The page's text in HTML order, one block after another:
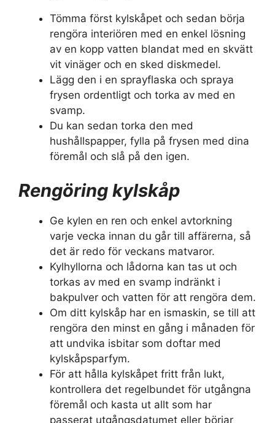
Tömma först kylskåpet och sedan börja
rengöra interiören med en enkel lösning
av en kopp vatten blandat med en skvätt
vit vinäger och en sked diskmedel.
Lägg den i en sprayflaska och spraya
frysen ordentligt och torka av med en
svamp.
Du kan sedan torka den med
hushållspapper, fylla på frysen med dina
föremål och slå på den igen.
Rengöring kylskåp
Ge kylen en ren och enkel avtorkning
varje vecka innan du går till affärerna, så
det är redo för veckans matvaror.
Kylhyllorna och lådorna kan tas ut och
torkas av med en svamp indränkt i
bakpulver och vatten för att rengöra dem.
Om ditt kylskåp har en ismaskin, se till att
rengöra den minst en gång i månaden för
att undvika isbitar som doftar med
kylskåpsparfym.
För att hålla kylskåpet fritt från lukt,
kontrollera det regelbundet för utgångna
föremål och kasta ut allt som har
passerat utgångsdatumet eller börjar